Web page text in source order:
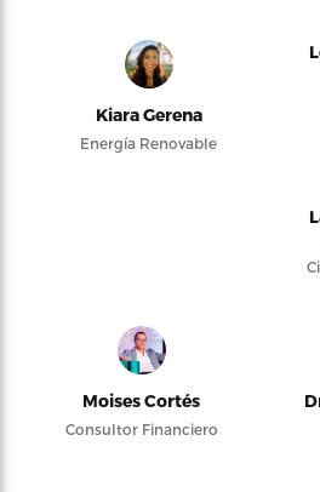
Kiara Gerena
Energía Renovable
Moises Cortés
Consultor Financiero